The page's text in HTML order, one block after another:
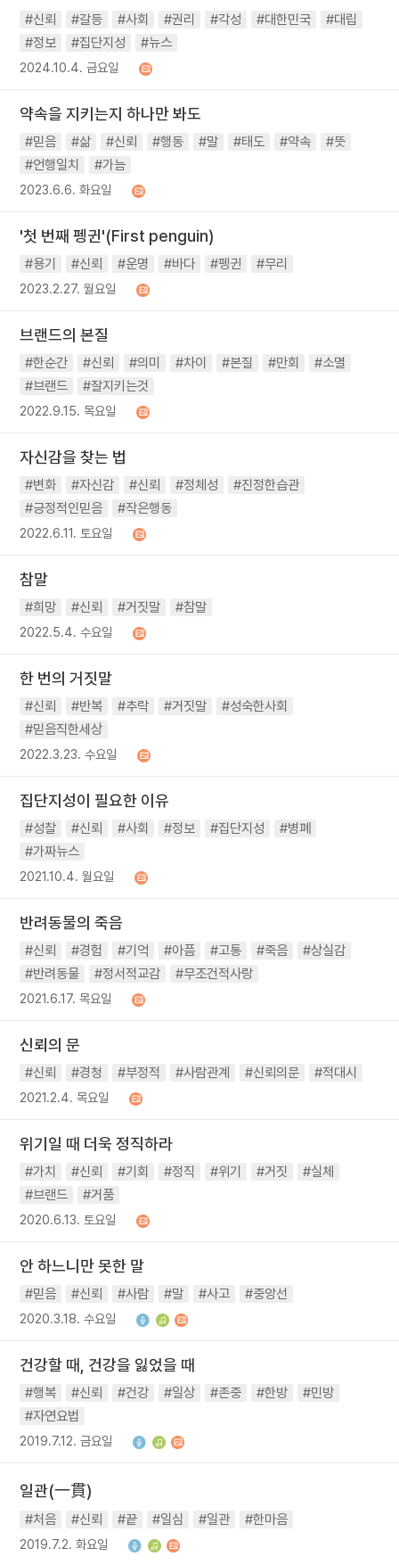
#신뢰 #갈등 #사회 #권리 #각성 #대한민국
#대립
#정보
#집단지성 #뉴스
2024.10.4. 금요일
약속을 지키는지 하나만 봐도
#믿음 #삶 #신뢰 #행동 #말 #태도 #약속
#뜻
#언행일치
#가늠
2023.6.6. 화요일
'첫 번째 펭귄'(First penguin)
#용기 #신뢰 #운명 #바다 #펭귄 #무리
2023.2.27. 월요일
브랜드의 본질
#한순간 #신뢰 #의미 #차이 #본질 #만회
#소멸
#브랜드
#잘지키는것
2022.9.15. 목요일
자신감을 찾는 법
#변화 #자신감 #신뢰 #정체성
#진정한습관
#긍정적인믿음
#작은행동
2022.6.11. 토요일
참말
#희망 #신뢰 #거짓말 #참말
2022.5.4. 수요일
한 번의 거짓말
#신뢰 #반복 #추락 #거짓말
#성숙한사회
#믿음직한세상
2022.3.23. 수요일
집단지성이 필요한 이유
#성찰 #신뢰 #사회 #정보 #집단지성
#병폐
#가짜뉴스
2021.10.4. 월요일
반려동물의 죽음
#신뢰 #경험 #기억 #아픔 #고통 #죽음
#상실감
#반려동물
#정서적교감 #무조건적사랑
2021.6.17. 목요일
신뢰의 문
#신뢰 #경청 #부정적 #사람관계 #신뢰의문 #적대시
2021.2.4. 목요일
위기일 때 더욱 정직하라
#가치 #신뢰 #기회 #정직 #위기 #거짓
#실체
#브랜드
#거품
2020.6.13. 토요일
안 하느니만 못한 말
#믿음 #신뢰 #사람 #말 #사고 #중앙선
2020.3.18. 수요일
건강할 때, 건강을 잃었을 때
#행복 #신뢰 #건강 #일상 #존중 #한방
#민방
#자연요법
2019.7.12. 금요일
일관(一貫)
#처음 #신뢰 #끝 #일심 #일관 #한마음
2019.7.2. 화요일